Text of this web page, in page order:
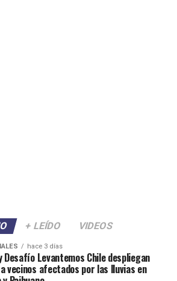
+ LEÍDO VIDEOS
hace 3 días
Desafío Levantemos Chile despliegan
vecinos afectados por las lluvias en